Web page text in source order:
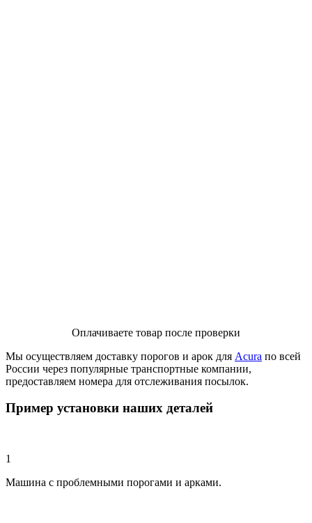
Оплачиваете товар после проверки
Мы осуществляем доставку порогов и арок для Acura по всей
России через популярные транспортные компании,
предоставляем номера для отслеживания посылок.
Пример установки наших деталей
1
Машина с проблемными порогами и арками.